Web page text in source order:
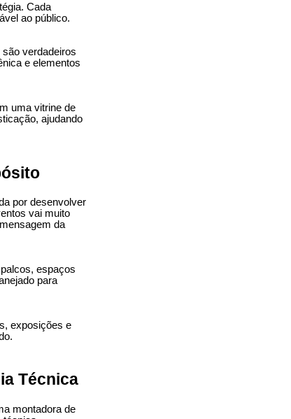
Cada
ao público.
verdadeiros
e elementos
uma vitrine de
ajudando
por desenvolver
vai muito
da
espaços
para
exposições e
Técnica
montadora de